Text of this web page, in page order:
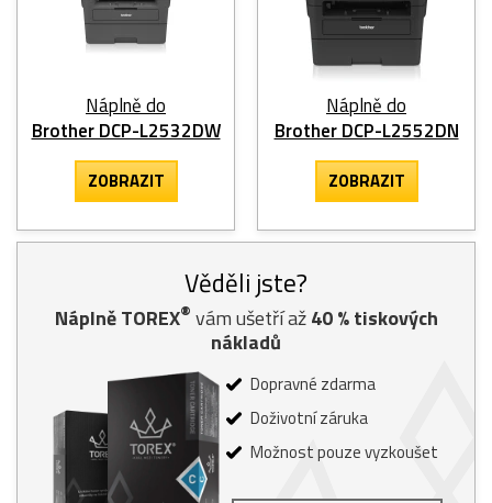
Náplně do
Brother DCP-L2532DW
ZOBRAZIT
Náplně do
Brother DCP-L2552DN
ZOBRAZIT
Věděli jste?
Náplně TOREX® vám ušetří až40% tiskových
nákladů
Dopravné zdarma
Doživotní záruka
Možnost pouze vyzkoušet